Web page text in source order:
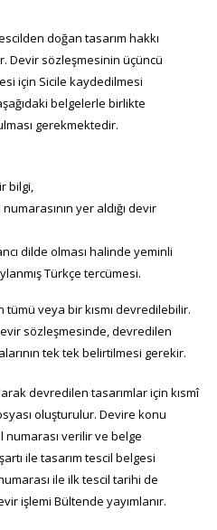
doğan tasarım hakkı
Devir sözleşmesinin üçüncü
için Sicile kaydedilmesi
belgelerle birlikte
gerekmektedir.
bilgi,
yer aldığı devir
dilde olması halinde yeminli
Türkçe tercümesi.
tümü veya bir kısmı devredilebilir.
sözleşmesinde, devredilen
tek tek belirtilmesi gerekir.
devredilen tasarımlar için kısmî
oluşturulur. Devire konu
numarası verilir ve belge
ile tasarım tescil belgesi
ile ilk tescil tarihi de
işlemi Bültende yayımlanır.